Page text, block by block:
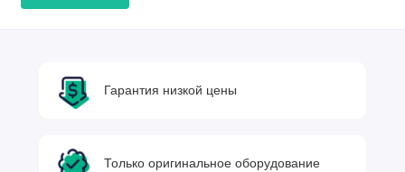
Гарантия низкой цены
Только оригинальное оборудование